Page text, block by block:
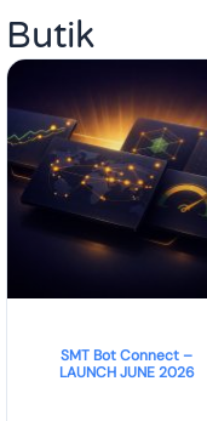
Butik
SMT Bot Connect –
LAUNCH JUNE 2026